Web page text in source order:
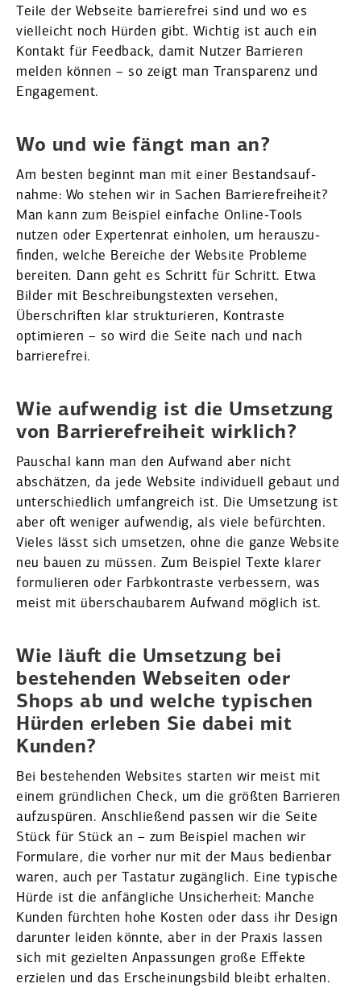
Teile der Webseite barrie­refrei sind und wo es
vielleicht noch Hürden gibt. Wichtig ist auch ein
Kontakt für Feedback, damit Nutzer Barrieren
melden können – so zeigt man Trans­parenz und
Engagement.
Wo und wie fängt man an?
Am besten beginnt man mit einer Bestands­auf­
nahme: Wo stehen wir in Sachen Barrie­re­freiheit?
Man kann zum Beispiel einfache Online-Tools
nutzen oder Exper­tenrat einholen, um heraus­zu­
finden, welche Bereiche der Website Probleme
bereiten. Dann geht es Schritt für Schritt. Etwa
Bilder mit Beschrei­bungs­texten versehen,
Überschriften klar struk­tu­rieren, Kontraste
optimieren – so wird die Seite nach und nach
barrie­refrei.
Wie aufwendig ist die Umsetzung
von Barrie­re­freiheit wirklich?
Pauschal kann man den Aufwand aber nicht
abschätzen, da jede Website indivi­duell gebaut und
unter­schiedlich umfang­reich ist. Die Umsetzung ist
aber oft weniger aufwendig, als viele befürchten.
Vieles lässt sich umsetzen, ohne die ganze Website
neu bauen zu müssen. Zum Beispiel Texte klarer
formu­lieren oder Farbkon­traste verbessern, was
meist mit überschau­barem Aufwand möglich ist.
Wie läuft die Umsetzung bei
bestehenden Webseiten oder
Shops ab und welche typischen
Hürden erleben Sie dabei mit
Kunden?
Bei bestehenden Websites starten wir meist mit
einem gründ­lichen Check, um die größten Barrieren
aufzu­spüren. Anschließend passen wir die Seite
Stück für Stück an – zum Beispiel machen wir
Formulare, die vorher nur mit der Maus bedienbar
waren, auch per Tastatur zugänglich. Eine typische
Hürde ist die anfäng­liche Unsicherheit: Manche
Kunden fürchten hohe Kosten oder dass ihr Design
darunter leiden könnte, aber in der Praxis lassen
sich mit gezielten Anpas­sungen große Effekte
erzielen und das Erschei­nungsbild bleibt erhalten.